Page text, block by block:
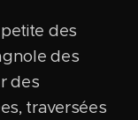
des
des
des
traversées